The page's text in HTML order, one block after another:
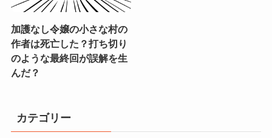
加護なし令嬢の小さな村の
作者は死亡した？打ち切り
のような最終回が誤解を生
んだ？
カテゴリー